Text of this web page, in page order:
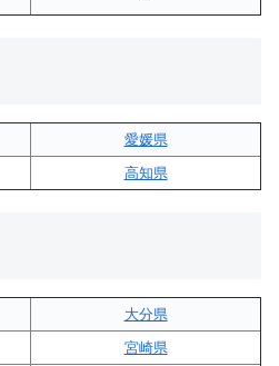
愛媛県
高知県
大分県
宮崎県